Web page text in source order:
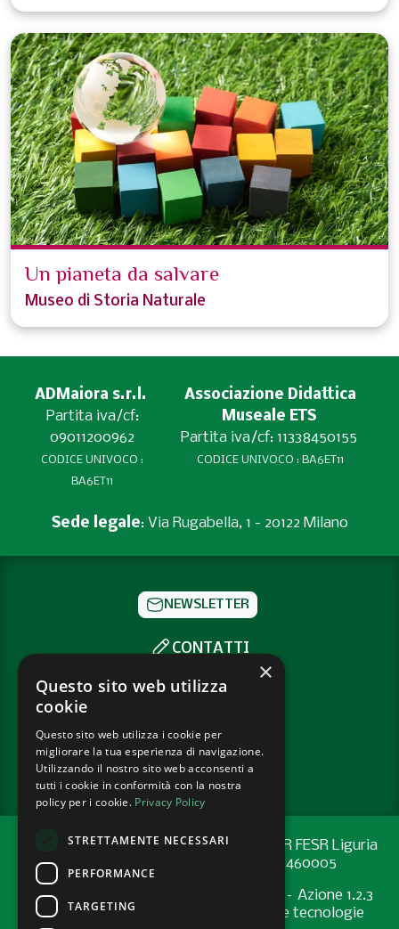
Un pianeta da salvare
Museo di Storia Naturale
ADMaiora s.r.l.
Partita iva/cf:
09011200962
CODICE UNIVOCO :
BA6ET11
Associazione Didattica
Museale ETS
Partita iva/cf: 11338450155
CODICE UNIVOCO : BA6ET11
Sede legale: Via Rugabella, 1 - 20122 Milano
NEWSLETTER
CONTATTI
SOCIAL
PRIVACY POLICY
COOKIE POLICY
Progetto cofinanziato con risorse del PR FESR Liguria
2021-2027 codice CUP: G44E24001460005
Programma Regionale FESR 2021-2027 – Azione 1.2.3
"Sostenere l’introduzione di pratiche e tecnologie
×
Questo sito web utilizza
cookie
Questo sito web utilizza i cookie per
migliorare la tua esperienza di navigazione.
Utilizzando il nostro sito web acconsenti a
tutti i cookie in conformità con la nostra
policy per i cookie. Privacy Policy
STRETTAMENTE NECESSARI
PERFORMANCE
TARGETING